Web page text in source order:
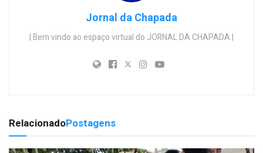
Jornal da Chapada
| Bem vindo ao espaço virtual do JORNAL DA CHAPADA |
RelacionadoPostagens